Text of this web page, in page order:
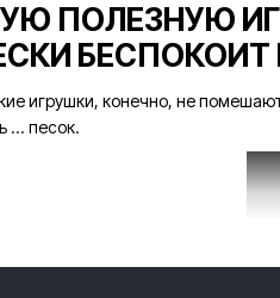
ПОЛЕЗНУЮ
игрушки, конечно, не
... песок.